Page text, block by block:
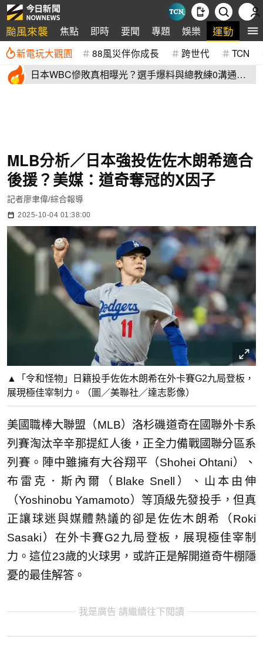
颱風來襲 焦點 即時 要聞 專題 娛樂 運動 全
新電玩大觀園 88風災伴你成長 跨世代 TCN
日本WBC慘敗真相曝光？選手爆料與總教練0溝通
MLB分析／日本強投佐佐木朗希適合
後援？美媒：道奇奪冠的X因子
記者廖聿偉/綜合報導
2025-10-04 01:38:00
▲「令和怪物」日籍投手佐佐木朗希在外卡賽G2九局登板，
展現極佳宰制力。（圖／美聯社／達志影像）
美國職棒大聯盟（MLB）洛杉磯道奇在國聯外卡系
列賽淘汰辛辛那提紅人後，正全力備戰國聯分區系
列賽。陣中雖擁有大谷翔平（Shohei Ohtani）、
布雷克．斯內爾（Blake Snell）、山本由伸
（Yoshinobu Yamamoto）等頂級先發投手，但真
正讓球迷與媒體熱議的卻是佐佐木朗希（Roki
Sasaki）在外卡賽G2九局登板，展現極佳宰制
力。這位23歲的火球男，或許正是解開道奇牛棚隱
憂的最佳解答。
我是廣告 請繼續往下閱讀